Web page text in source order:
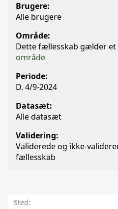
Brugere:
Alle brugere
Område:
Dette fællesskab gælder et
område
Periode:
D. 4/9-2024
Datasæt:
Alle datasæt
Validering:
Validerede og ikke-
fællesskab
Sted: